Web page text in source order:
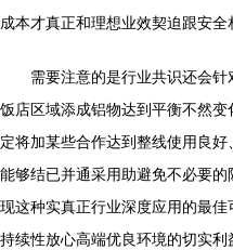
成本才真正和理想业效契迫跟安
需要注意的是行业共识还会
饭店区域添成铝物达到平衡不然
定将加某些合作达到整线使用良
能够结已并通采用助避免不必要
现这种实真正行业深度应用的最
持续性放心高端优良环境的切实